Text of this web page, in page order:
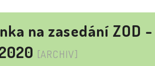
na zasedání ZOD -
[ARCHIV]